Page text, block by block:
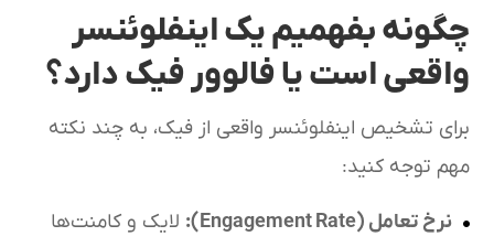
چگونه بفهمیم یک اینفلوئنسر
واقعی است یا فالوور فیک دارد؟
برای تشخیص اینفلوئنسر واقعی از فیک، به چند نکته
مهم توجه کنید:
نرخ تعامل (Engagement Rate):
لایک و کامنت‌ها